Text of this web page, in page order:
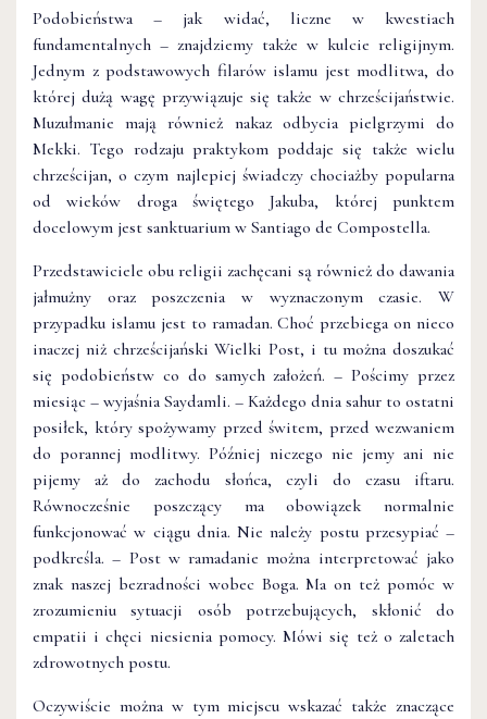
Podobieństwa – jak widać, liczne w kwestiach
fundamentalnych – znajdziemy także w kulcie religijnym.
Jednym z podstawowych filarów islamu jest modlitwa, do
której dużą wagę przywiązuje się także w chrześcijaństwie.
Muzułmanie mają również nakaz odbycia pielgrzymi do
Mekki. Tego rodzaju praktykom poddaje się także wielu
chrześcijan, o czym najlepiej świadczy chociażby popularna
od wieków droga świętego Jakuba, której punktem
docelowym jest sanktuarium w Santiago de Compostella.
Przedstawiciele obu religii zachęcani są również do dawania
jałmużny oraz poszczenia w wyznaczonym czasie. W
przypadku islamu jest to ramadan. Choć przebiega on nieco
inaczej niż chrześcijański Wielki Post, i tu można doszukać
się podobieństw co do samych założeń. – Pościmy przez
miesiąc – wyjaśnia Saydamli. – Każdego dnia sahur to ostatni
posiłek, który spożywamy przed świtem, przed wezwaniem
do porannej modlitwy. Później niczego nie jemy ani nie
pijemy aż do zachodu słońca, czyli do czasu iftaru.
Równocześnie poszczący ma obowiązek normalnie
funkcjonować w ciągu dnia. Nie należy postu przesypiać –
podkreśla. – Post w ramadanie można interpretować jako
znak naszej bezradności wobec Boga. Ma on też pomóc w
zrozumieniu sytuacji osób potrzebujących, skłonić do
empatii i chęci niesienia pomocy. Mówi się też o zaletach
zdrowotnych postu.
Oczywiście można w tym miejscu wskazać także znaczące